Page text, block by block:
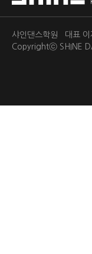
샤인댄스학원 대표
Copyrightⓒ SHINE